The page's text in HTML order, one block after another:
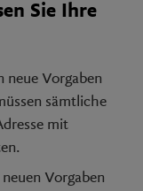
Sie Ihre
neue Vorgaben
sämtliche
mit
Vorgaben